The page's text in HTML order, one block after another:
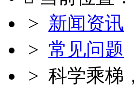
> 新闻资讯
> 常见问题
> 科学乘梯